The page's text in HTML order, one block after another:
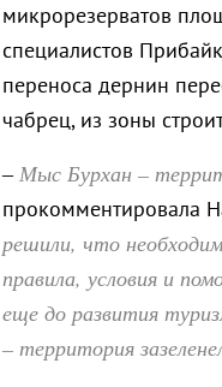
микрорезерватов
специалистов
переноса дернин
чабрец, из зоны
–Мыс Бурхан –
прокомментировала
решили, что
правила, условия и
еще до развития
– территория